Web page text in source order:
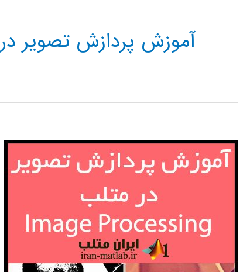
آموزش پردازش تصوير در MATLAB\